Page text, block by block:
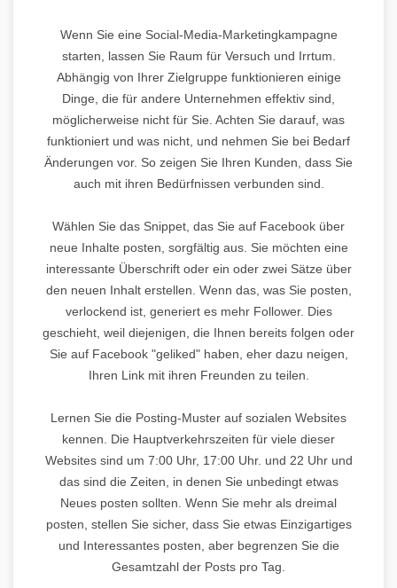
Wenn Sie eine Social-Media-Marketingkampagne
starten, lassen Sie Raum für Versuch und Irrtum.
Abhängig von Ihrer Zielgruppe funktionieren einige
Dinge, die für andere Unternehmen effektiv sind,
möglicherweise nicht für Sie. Achten Sie darauf, was
funktioniert und was nicht, und nehmen Sie bei Bedarf
Änderungen vor. So zeigen Sie Ihren Kunden, dass Sie
auch mit ihren Bedürfnissen verbunden sind.
Wählen Sie das Snippet, das Sie auf Facebook über
neue Inhalte posten, sorgfältig aus. Sie möchten eine
interessante Überschrift oder ein oder zwei Sätze über
den neuen Inhalt erstellen. Wenn das, was Sie posten,
verlockend ist, generiert es mehr Follower. Dies
geschieht, weil diejenigen, die Ihnen bereits folgen oder
Sie auf Facebook "geliked" haben, eher dazu neigen,
Ihren Link mit ihren Freunden zu teilen.
Lernen Sie die Posting-Muster auf sozialen Websites
kennen. Die Hauptverkehrszeiten für viele dieser
Websites sind um 7:00 Uhr, 17:00 Uhr. und 22 Uhr und
das sind die Zeiten, in denen Sie unbedingt etwas
Neues posten sollten. Wenn Sie mehr als dreimal
posten, stellen Sie sicher, dass Sie etwas Einzigartiges
und Interessantes posten, aber begrenzen Sie die
Gesamtzahl der Posts pro Tag.